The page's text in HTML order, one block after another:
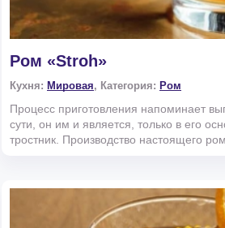
Ром «Stroh»
Кухня: Мировая, Категория: Ром
Процесс приготовления напоминает
сути, он им и является, только в его
тростник. Производство настоящего